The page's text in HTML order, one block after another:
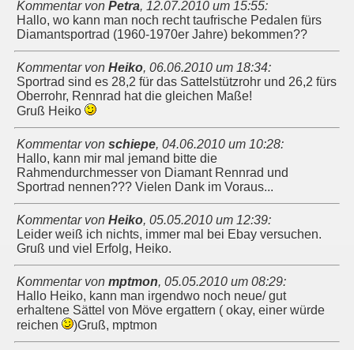
Kommentar von Petra, 12.07.2010 um 15:55:
Hallo, wo kann man noch recht taufrische Pedalen fürs
Diamantsportrad (1960-1970er Jahre) bekommen??
Kommentar von Heiko, 06.06.2010 um 18:34:
Sportrad sind es 28,2 für das Sattelstützrohr und 26,2 fürs
Oberrohr, Rennrad hat die gleichen Maße!
Gruß Heiko
Kommentar von schiepe, 04.06.2010 um 10:28:
Hallo, kann mir mal jemand bitte die
Rahmendurchmesser von Diamant Rennrad und
Sportrad nennen??? Vielen Dank im Voraus...
Kommentar von Heiko, 05.05.2010 um 12:39:
Leider weiß ich nichts, immer mal bei Ebay versuchen.
Gruß und viel Erfolg, Heiko.
Kommentar von mptmon, 05.05.2010 um 08:29:
Hallo Heiko, kann man irgendwo noch neue/ gut
erhaltene Sättel von Möve ergattern ( okay, einer würde
reichen
)Gruß, mptmon